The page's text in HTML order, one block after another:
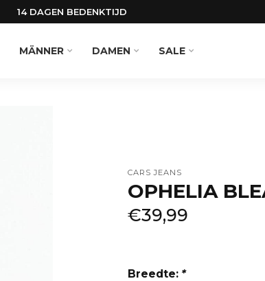
14 DAGEN BEDENKTIJD
MÄNNER DAMEN SALE
CARS JEANS
OPHELIA
€39,99
Breedte: *